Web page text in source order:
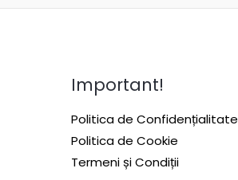
Important!
Politica de Confidențialitate
Politica de Cookie
Termeni și Condiții